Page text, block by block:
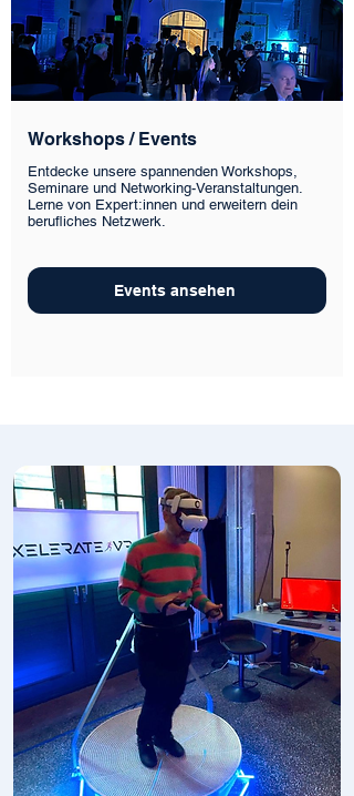
Workshops / Events
Entdecke unsere spannenden Workshops,
Seminare und Networking-Veranstaltungen.
Lerne von Expert:innen und erweitern dein
berufliches Netzwerk.
Events ansehen